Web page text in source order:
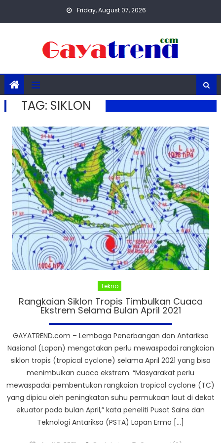
Friday, August 07, 2026
TAG: SIKLON
Tekno
Rangkaian Siklon Tropis Timbulkan Cuaca
Ekstrem Selama Bulan April 2021
GAYATREND.com – Lembaga Penerbangan dan Antariksa
Nasional (Lapan) mengatakan perlu mewaspadai rangkaian
siklon tropis (tropical cyclone) selama April 2021 yang bisa
menimbulkan cuaca ekstrem. “Masyarakat perlu
mewaspadai pembentukan rangkaian tropical cyclone (TC)
yang dipicu oleh peningkatan suhu permukaan laut di dekat
ekuator pada bulan April,” kata peneliti Pusat Sains dan
Teknologi Antariksa (PSTA) Lapan Erma […]